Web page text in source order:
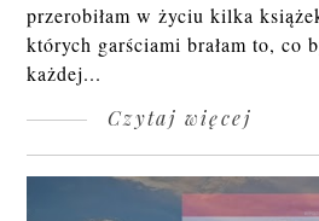
przerobiłam w życiu kilka
których garściami brałam to, co
każdej...
Czytaj więcej